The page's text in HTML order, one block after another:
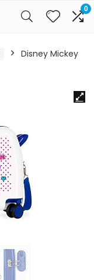
0
Disney Mickey